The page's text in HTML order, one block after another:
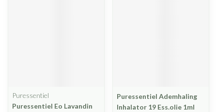
Puressentiel
Puressentiel Eo Lavandin
Puressentiel Ademhaling
Inhalator 19 Ess.olie 1ml